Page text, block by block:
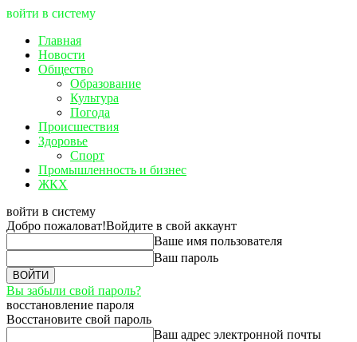
войти в систему
Главная
Новости
Общество
Образование
Культура
Погода
Происшествия
Здоровье
Спорт
Промышленность и бизнес
ЖКХ
войти в систему
Добро пожаловат!Войдите в свой аккаунт
Ваше имя пользователя
Ваш пароль
Вы забыли свой пароль?
восстановление пароля
Восстановите свой пароль
Ваш адрес электронной почты